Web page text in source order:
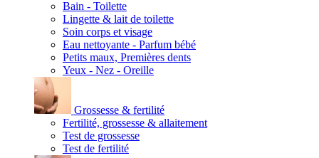
Bain - Toilette
Lingette & lait de toilette
Soin corps et visage
Eau nettoyante - Parfum bébé
Petits maux, Premières dents
Yeux - Nez - Oreille
Grossesse & fertilité
Fertilité, grossesse & allaitement
Test de grossesse
Test de fertilité